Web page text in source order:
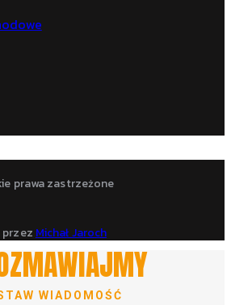
prawa zastrzeżone
przezMichał Jaroch
WIADOMOŚĆ